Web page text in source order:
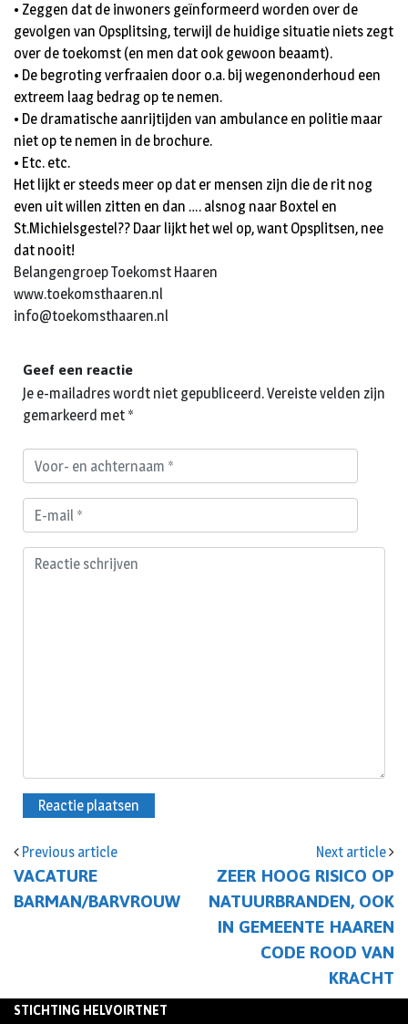
• Zeggen dat de inwoners geïnformeerd worden over de
gevolgen van Opsplitsing, terwijl de huidige situatie niets zegt
over de toekomst (en men dat ook gewoon beaamt).
• De begroting verfraaien door o.a. bij wegenonderhoud een
extreem laag bedrag op te nemen.
• De dramatische aanrijtijden van ambulance en politie maar
niet op te nemen in de brochure.
• Etc. etc.
Het lijkt er steeds meer op dat er mensen zijn die de rit nog
even uit willen zitten en dan …. alsnog naar Boxtel en
St.Michielsgestel?? Daar lijkt het wel op, want Opsplitsen, nee
dat nooit!
Belangengroep Toekomst Haaren
www.toekomsthaaren.nl
info@toekomsthaaren.nl
Previous article
VACATURE
BARMAN/BARVROUW
Next article
ZEER HOOG RISICO OP
NATUURBRANDEN, OOK
IN GEMEENTE HAAREN
CODE ROOD VAN
KRACHT
Geef een reactie
Je e-mailadres wordt niet gepubliceerd.Vereiste velden zijn
gemarkeerd met *
STICHTING HELVOIRTNET